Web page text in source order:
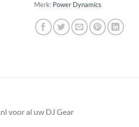
Merk: Power Dynamics
voor al uw DJ Gear